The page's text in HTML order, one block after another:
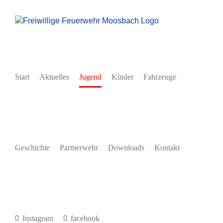
Inhalt
Start Aktuelles Jugend Kinder Fahrzeuge
Geschichte Partnerwehr Downloads Kontakt
Instagram facebook